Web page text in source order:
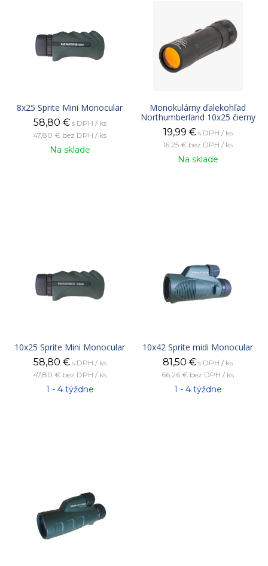
8x25 Sprite Mini Monocular
58,80 € s DPH / ks
47,80 € bez DPH / ks
Na sklade
Monokulárny ďalekohľad
Northumberland 10x25 čierny
19,99 € s DPH / ks
16,25 € bez DPH / ks
Na sklade
10x25 Sprite Mini Monocular
58,80 € s DPH / ks
47,80 € bez DPH / ks
1 - 4 týždne
10x42 Sprite midi Monocular
81,50 € s DPH / ks
66,26 € bez DPH / ks
1 - 4 týždne